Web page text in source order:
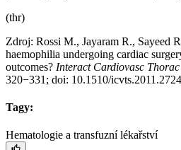
(thr)
Zdroj: Rossi M., Jayaram R., Sayeed
haemophilia undergoing cardiac
outcomes? Interact Cardiovasc Thorac
320−331; doi: 10.1510/
Tagy:
Hematologie a transfuzní lékařství